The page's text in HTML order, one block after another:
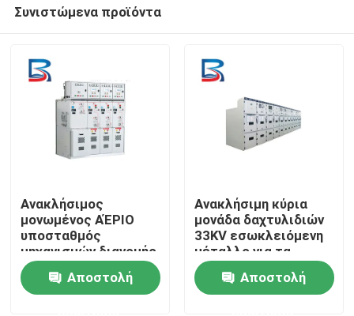
Σπίτι
Προϊόντα
Συνιστώμενα προϊόντα
Ανακλήσιμος
μονωμένος ΑΈΡΙΟ
υποσταθμός
μηχανισμών διανομής
υψηλής τάσης 40.5KV
HV
Αποστολή
Ανακλήσιμη κύρια
μονάδα δαχτυλιδιών
33KV εσωκλειόμενη
μέταλλο για τα
ηλεκτρικά
συστήματα
πλέγματος
Αποστολή